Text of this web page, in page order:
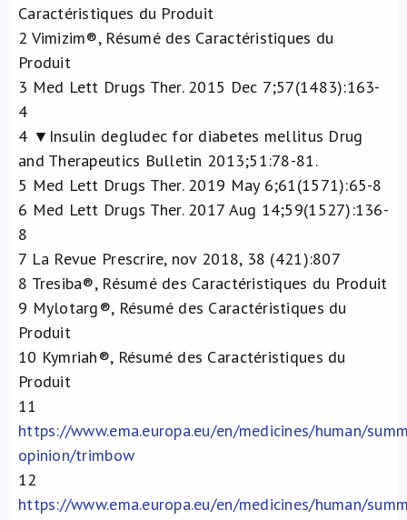
Caractéristiques du Produit
2 Vimizim®, Résumé des Caractéristiques du
Produit
3 Med Lett Drugs Ther. 2015 Dec 7;57(1483):163-
4
4 ▼Insulin degludec for diabetes mellitus Drug
and Therapeutics Bulletin 2013;51:78-81.
5 Med Lett Drugs Ther. 2019 May 6;61(1571):65-8
6 Med Lett Drugs Ther. 2017 Aug 14;59(1527):136-
8
7 La Revue Prescrire, nov 2018, 38 (421):807
8 Tresiba®, Résumé des Caractéristiques du Produit
9 Mylotarg®, Résumé des Caractéristiques du
Produit
10 Kymriah®, Résumé des Caractéristiques du
Produit
11
https://www.ema.europa.eu/en/medicines/human/
opinion/trimbow
12
https://www.ema.europa.eu/en/medicines/human/